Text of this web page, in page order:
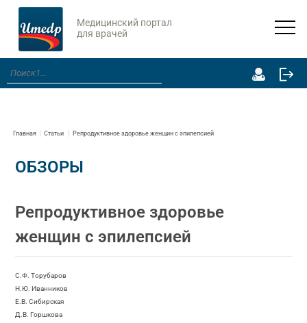
Медицинский портал
для врачей
Главная Статьи Репродуктивное здоровье женщин с эпилепсией
ОБЗОРЫ
Репродуктивное здоровье
женщин с эпилепсией
С.Ф. Торубаров
Н.Ю. Иванников
Е.В. Сибирская
Д.В. Горшкова